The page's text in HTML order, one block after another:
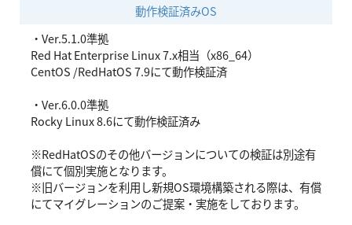
動作検証済みOS
・Ver.5.1.0準拠
Red Hat Enterprise Linux 7.x相当（x86_64）
CentOS /RedHatOS 7.9にて動作検証済
・Ver.6.0.0準拠
Rocky Linux 8.6にて動作検証済み
※RedHatOSのその他バージョンについての検証は別途有
償にて個別実施となります。
※旧バージョンを利用し新規OS環境構築される際は、有償
にてマイグレーションのご提案・実施をしております。